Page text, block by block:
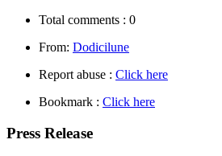
Total comments : 0
From: Dodicilune
Report abuse : Click here
Bookmark : Click here
Press Release